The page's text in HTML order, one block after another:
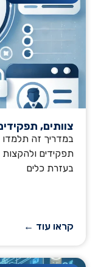
צוותים,
במדריך זה תלמדו
תפקידים
בעזרת כלים
קראו עוד ←